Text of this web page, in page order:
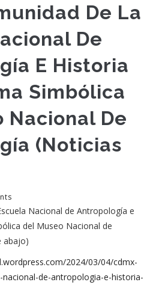
De La
De
E Historia
Simbólica
Nacional De
(Noticias
Nacional de Antropología e
del Museo Nacional de
abajo)
2024/03/04/cdmx-
de-antropologia-e-historia-